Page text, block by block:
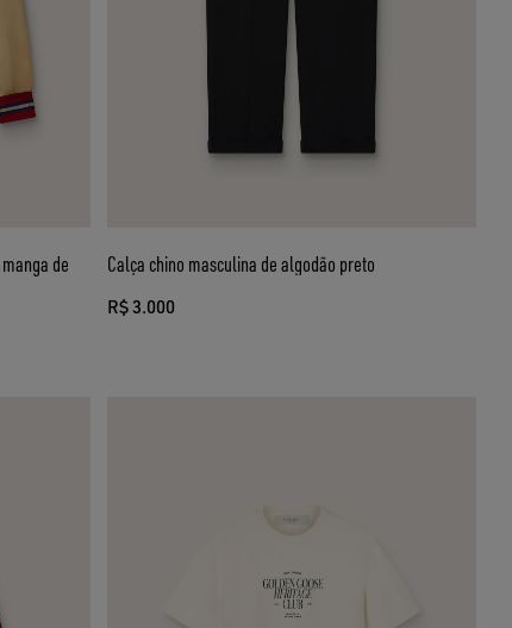
de
Calça chino masculina de algodão preto
R$ 3.000